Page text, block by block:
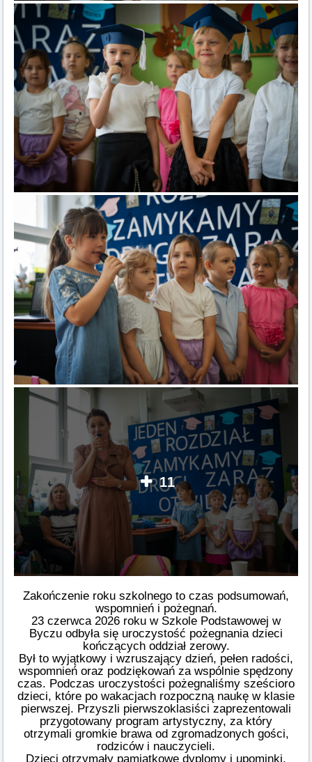
11
Zakończenie roku szkolnego to czas podsumowań,
wspomnień i pożegnań.
23 czerwca 2026 roku w Szkole Podstawowej w
Byczu odbyła się uroczystość pożegnania dzieci
kończących oddział zerowy.
Był to wyjątkowy i wzruszający dzień, pełen radości,
wspomnień oraz podziękowań za wspólnie spędzony
czas. Podczas uroczystości pożegnaliśmy sześcioro
dzieci, które po wakacjach rozpoczną naukę w klasie
pierwszej. Przyszli pierwszoklasiści zaprezentowali
przygotowany program artystyczny, za który
otrzymali gromkie brawa od zgromadzonych gości,
rodziców i nauczycieli.
Dzieci otrzymały pamiątkowe dyplomy i upominki,